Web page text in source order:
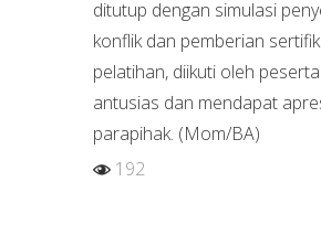
ditutup dengan simulasi
konflik dan pemberian
pelatihan, diikuti oleh
antusias dan mendapat
parapihak. (Mom/BA)
192